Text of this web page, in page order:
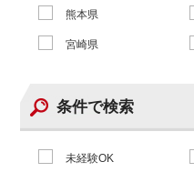
熊本県
宮崎県
条件で検索
未経験OK